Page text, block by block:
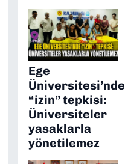
Ege
Üniversitesi’nde
“izin” tepkisi:
Üniversiteler
yasaklarla
yönetilemez